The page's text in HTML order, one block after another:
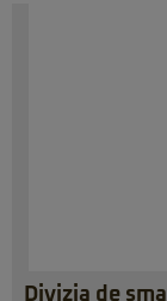
Divizia de